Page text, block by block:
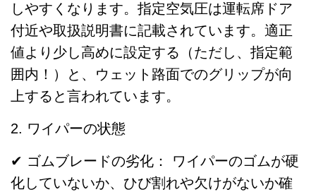
しやすくなります。指定空気圧は運転席ドア
付近や取扱説明書に記載されています。適正
値より少し高めに設定する（ただし、指定範
囲内！）と、ウェット路面でのグリップが向
上すると言われています。
2. ワイパーの状態
✔ ゴムブレードの劣化： ワイパーのゴムが硬
化していないか、ひび割れや欠けがないか確